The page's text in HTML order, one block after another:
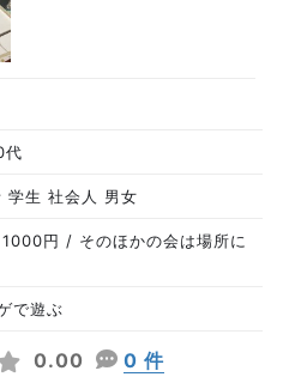
代
学生 社会人 男女
1000円 / そのほかの会は場所に
で遊ぶ
0.00 0 件